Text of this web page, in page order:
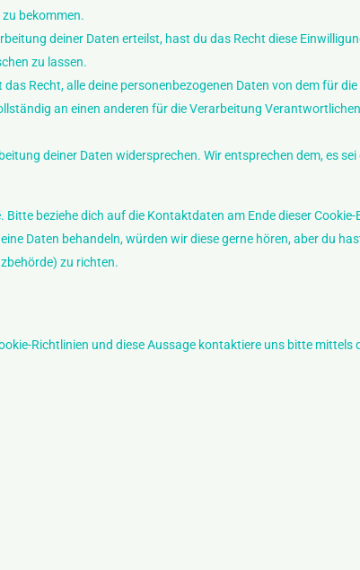
bekommen.
deiner Daten erteilst, hast du das Recht diese
zu lassen.
Recht, alle deine personenbezogenen Daten von dem für
an einen anderen für die Verarbeitung
deiner Daten widersprechen. Wir entsprechen dem, es sei
beziehe dich auf die Kontaktdaten am Ende dieser Cookie-
Daten behandeln, würden wir diese gerne hören, aber du
zu richten.
Richtlinien und diese Aussage kontaktiere uns bitte mittels